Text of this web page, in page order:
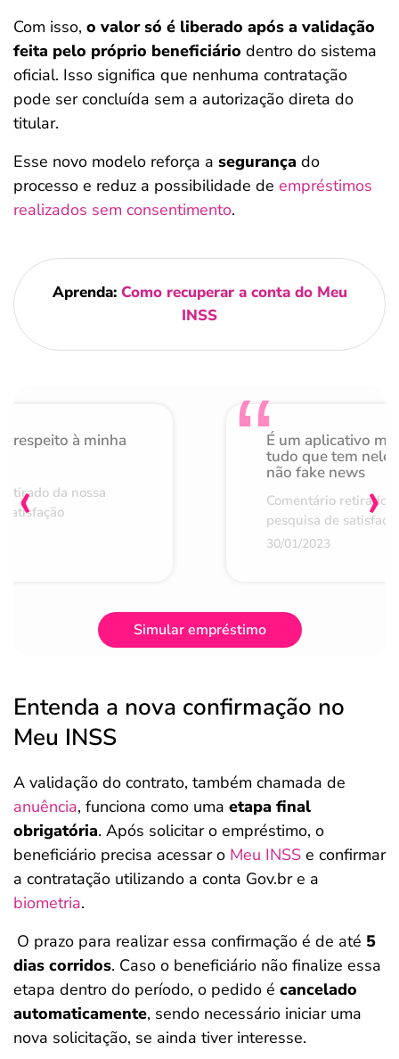
Com isso, o valor só é liberado após a validação
feita pelo próprio beneficiário dentro do sistema
oficial. Isso significa que nenhuma contratação
pode ser concluída sem a autorização direta do
titular.
Esse novo modelo reforça a segurança do
processo e reduz a possibilidade de empréstimos
realizados sem consentimento.
Aprenda: Como recuperar a conta do Meu
INSS
respeito à minha
da nossa
É um aplicativo
tudo que tem nele
não fake news
Comentário retirado
pesquisa de
30/01/2023
‹ ›
Simular empréstimo
Entenda a nova confirmação no
Meu INSS
A validação do contrato, também chamada de
anuência, funciona como uma etapa final
obrigatória. Após solicitar o empréstimo, o
beneficiário precisa acessar o Meu INSS e confirmar
a contratação utilizando a conta Gov.br e a
biometria.
O prazo para realizar essa confirmação é de até 5
dias corridos. Caso o beneficiário não finalize essa
etapa dentro do período, o pedido é cancelado
automaticamente, sendo necessário iniciar uma
nova solicitação, se ainda tiver interesse.